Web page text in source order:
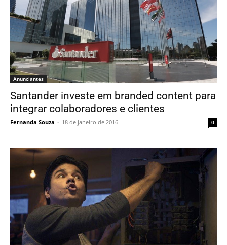
Anunciantes
Santander investe em branded content para
integrar colaboradores e clientes
Fernanda Souza - 18 de janeiro de 2016 0